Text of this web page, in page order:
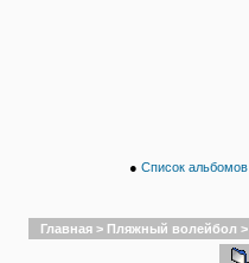
● Список альбомов
Главная > Пляжный волейбол >